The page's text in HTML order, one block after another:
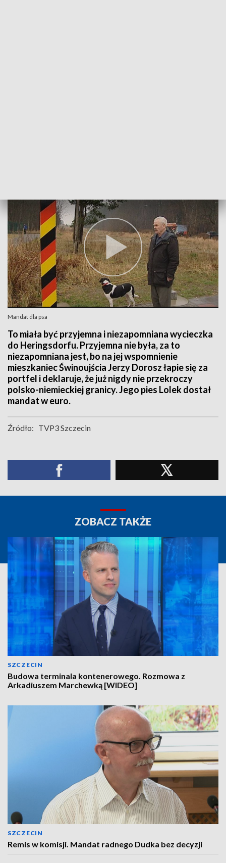
Mandat dla psa
To miała być przyjemna i niezapomniana wycieczka
do Heringsdorfu. Przyjemna nie była, za to
niezapomniana jest, bo na jej wspomnienie
mieszkaniec Świnoujścia Jerzy Dorosz łapie się za
portfel i deklaruje, że już nigdy nie przekroczy
polsko-niemieckiej granicy. Jego pies Lolek dostał
mandat w euro.
Źródło: TVP3 Szczecin
ZOBACZ TAKŻE
SZCZECIN
Budowa terminala kontenerowego. Rozmowa z
Arkadiuszem Marchewką [WIDEO]
SZCZECIN
Remis w komisji. Mandat radnego Dudka bez decyzji